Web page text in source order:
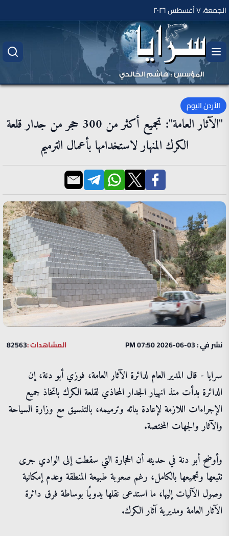
الجمعة، ٧ أغسطس ٢٠٢٦
الأردن اليوم
"الآثار العامة": تجميع أكثر من 300 حجر من جدار قلعة
الكرك المنهار لاستخدامها بأعمال الترميم
نشر في : 03-06-2026 07:50 PM المشاهدات :82563
سرايا - قال المدير العام لدائرة الآثار العامة، فوزي أبو دنة، إن
الدائرة بدأت منذ انهيار الجدار المحاذي لقلعة الكرك باتخاذ جميع
الإجراءات اللازمة لإعادة بنائه وترميمه، بالتنسيق مع وزارة السياحة
والآثار والجهات المختصة.
وأوضح أبو دنة في حديثه أن الحجارة التي سقطت إلى الوادي جرى
تتبعها وتجميعها بالكامل، رغم صعوبة طبيعة المنطقة وعدم إمكانية
وصول الآليات إليها، ما استدعى نقلها يدويًا بوساطة فرق دائرة
الآثار العامة ومديرية آثار الكرك.